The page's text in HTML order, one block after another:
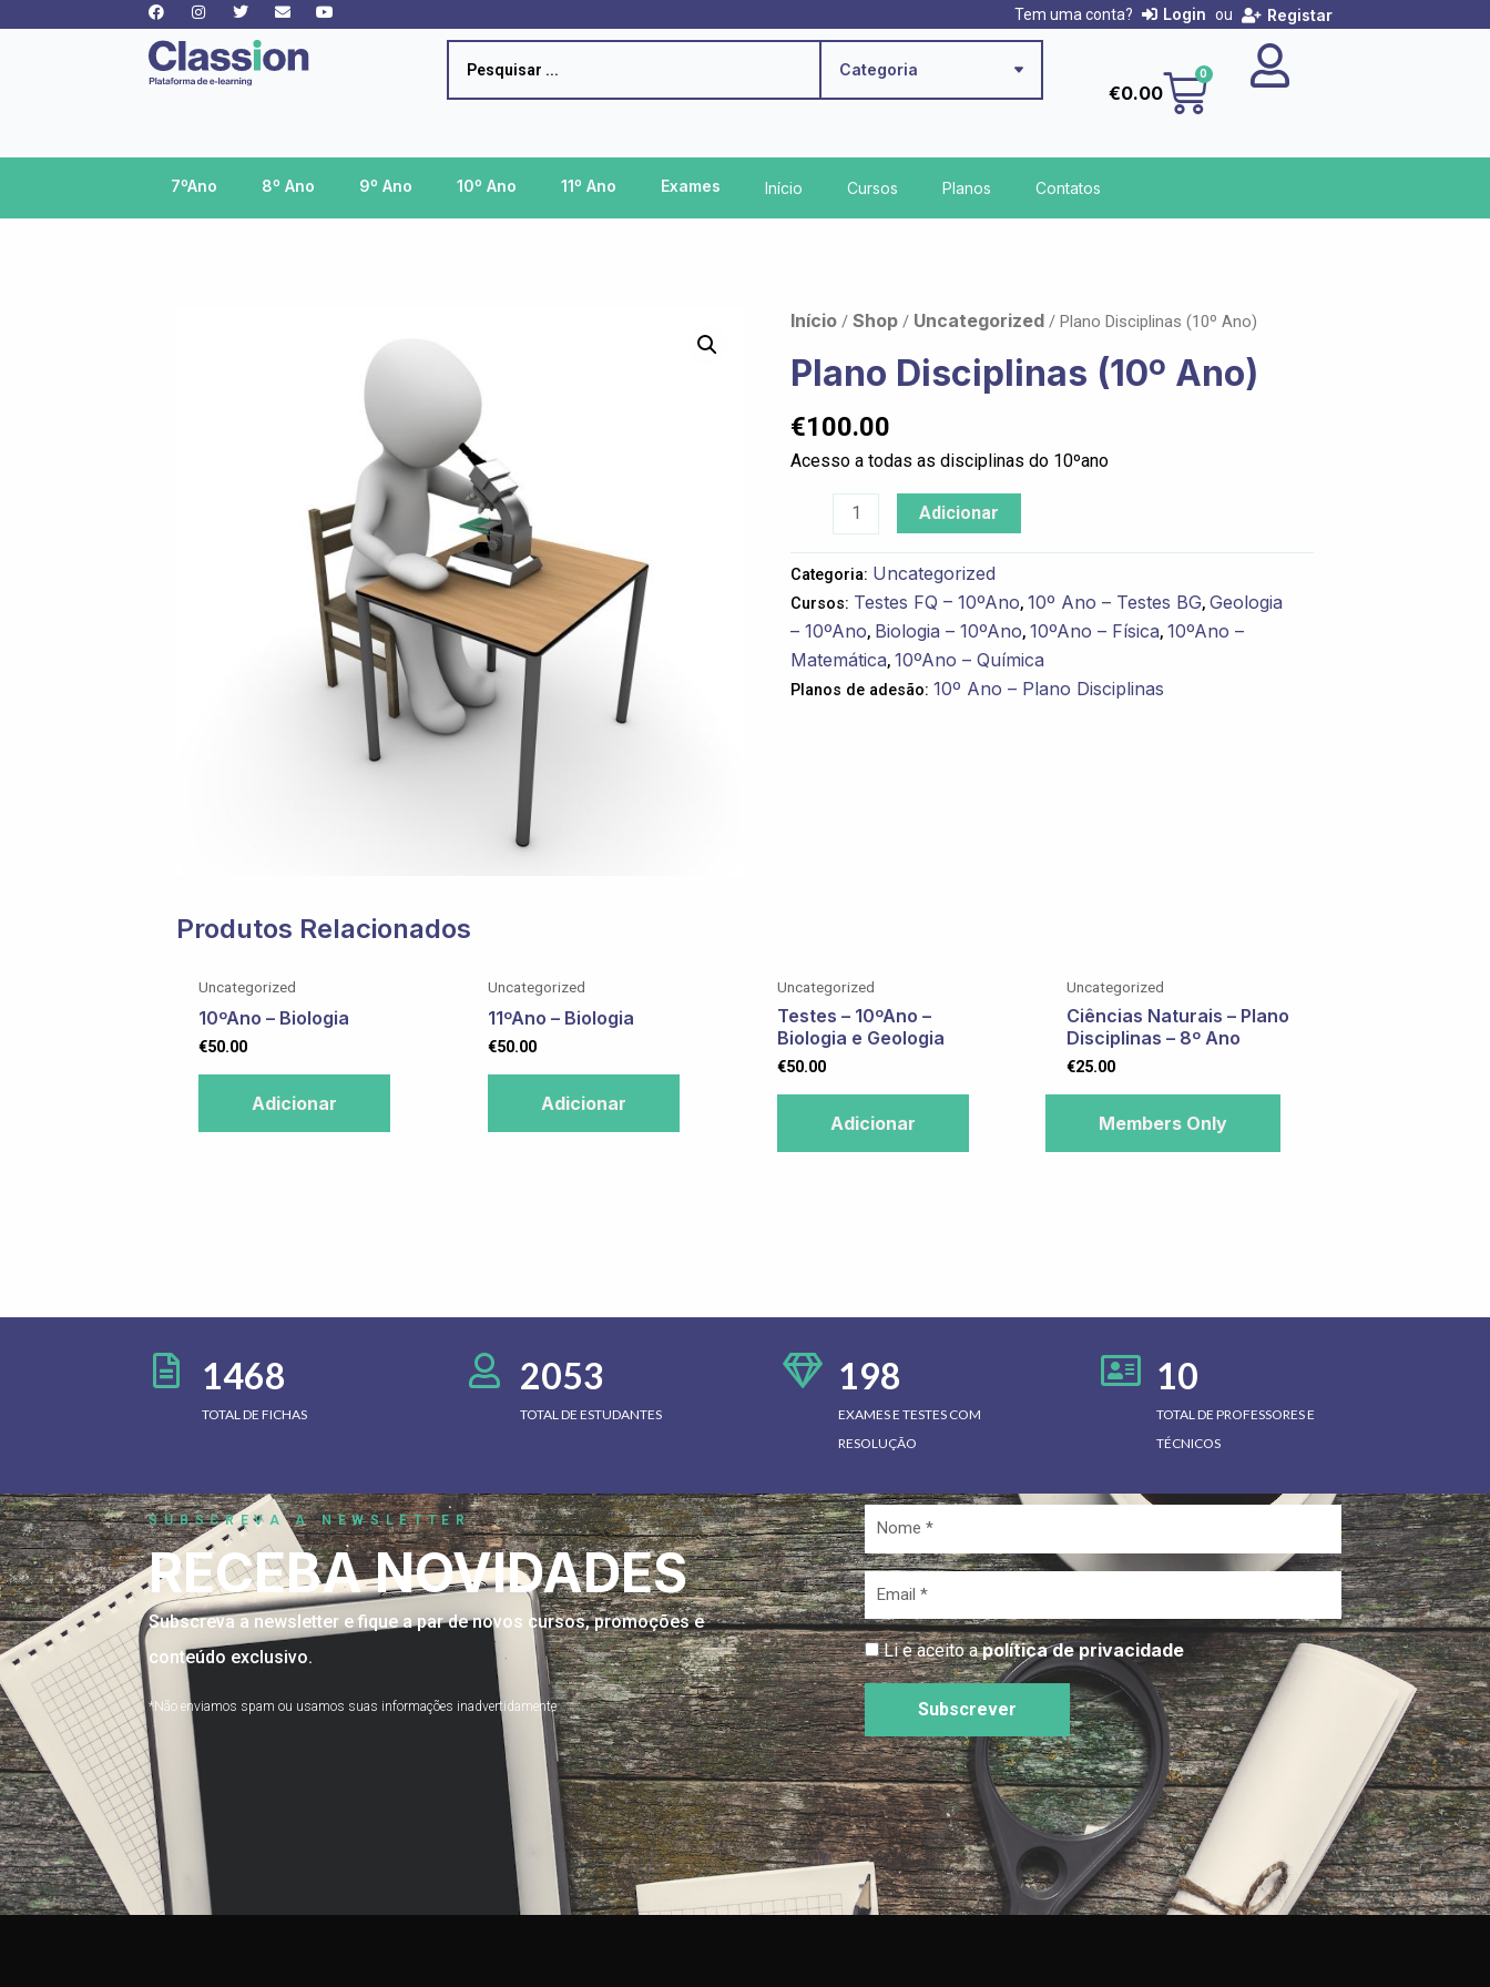
to
FacebookInstagram
TwitterEnvelopeYoutube Tem uma conta? Login ou Registar
Search
Categoria
€0.00
0Cart
7ºAno 8º Ano 9º Ano 10º Ano 11º Ano Exames Início Cursos Planos Contatos
Início /Shop / Uncategorized / Plano Disciplinas (10º Ano)
Plano Disciplinas (10º Ano)
€100.00
Acesso a todas as disciplinas do 10ºano
Quantidade
Plano
(10º
Ano)
Adicionar
Categoria: Uncategorized
Cursos: Testes FQ – 10ºAno,10º Ano – Testes BG,Geologia
– 10ºAno, Biologia – 10ºAno,10ºAno – Física,10ºAno –
Matemática,10ºAno – Química
Planos de adesão:10º Ano – Plano Disciplinas
Produtos Relacionados
Uncategorized
10ºAno – Biologia
€50.00
Adicionar
Uncategorized
11ºAno – Biologia
€50.00
Adicionar
Uncategorized
Testes – 10ºAno –
Biologia e Geologia
€50.00
Adicionar
Uncategorized
Ciências Naturais – Plano
Disciplinas – 8º Ano
€25.00
Members Only
1468
TOTAL DE FICHAS
2053
TOTAL DE ESTUDANTES
198
EXAMES E TESTES COM
RESOLUÇÃO
10
TOTAL DE PROFESSORES E
TÉCNICOS
SUBSCREVA A NEWSLETTER
RECEBA NOVIDADES
Subscreva a newsletter e fique a par de novos cursos, promoções e
conteúdo exclusivo.
*Não enviamos spam ou usamos suas informações inadvertidamente
Nome
*
Email
*
Li e aceito apolítica de privacidade
Subscrever